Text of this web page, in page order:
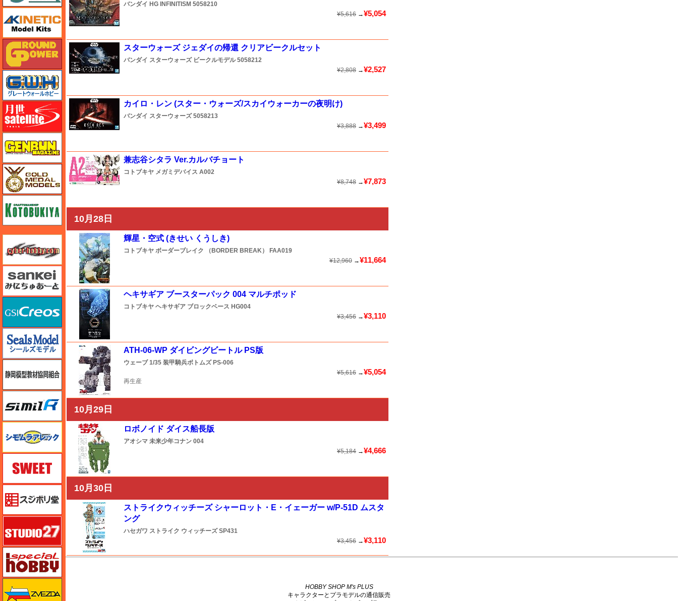
バンダイ HG INFINITISM 5058210
¥5,616 →¥5,054
スターウォーズ ジェダイの帰還 クリアビークルセット
バンダイ スターウォーズ ビークルモデル5058212
¥2,808 →¥2,527
カイロ・レン (スター・ウォーズ/スカイウォーカーの夜明け)
バンダイ スターウォーズ5058213
¥3,888 →¥3,499
兼志谷シタラ Ver.カルバチョート
コトブキヤ メガミデバイス A002
¥8,748 →¥7,873
10月28日
輝星・空式 (きせい くうしき)
コトブキヤ ボーダーブレイク （BORDER BREAK）
FAA019
¥12,960 →¥11,664
ヘキサギア ブースターパック 004 マルチポッド
コトブキヤ ヘキサギア ブロックベース HG004
¥3,456 →¥3,110
ATH-06-WP ダイビングビートル PS版
ウェーブ 1/35 装甲騎兵ボトムズPS-006
¥5,616 →¥5,054
再生産
10月29日
ロボノイド ダイス船長版
アオシマ 未来少年コナン 004
¥5,184 →¥4,666
10月30日
ストライクウィッチーズ シャーロット・E・イェーガー w/P-51D ムスタ
ング
ハセガワ ストライク ウィッチーズSP431
¥3,456 →¥3,110
キネテック
ガリレオ出版 グランドパワー
グレートウォールホビー
月世 サテライトツールス
ゴールドメダルモデルズ
サイバーホビー
さんけい みにちゅあーと
GSIクレオス
シールズモデル
静岡模型協同組合
シミラー（similR）
シモムラアレック
スイート（SWEET）
スジボリ堂
スタジオ27・タブデザイン
スペシャルホビー
M's PLUS
HOBBY SHOP M's PLUS
キャラクターとプラモデルの通信販売